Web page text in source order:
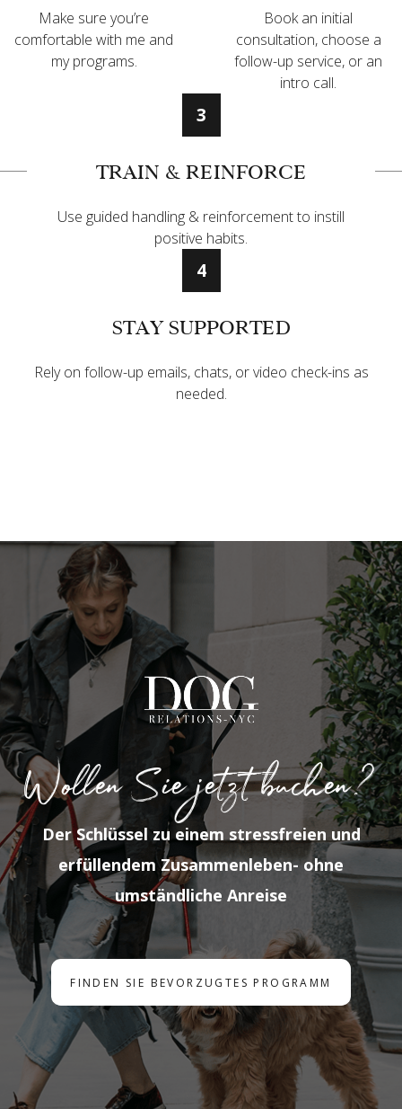
Make sure you’re
comfortable with me and
my programs.
Book an initial
consultation, choose a
follow-up service, or an
intro call.
3
TRAIN & REINFORCE
Use guided handling & reinforcement to instill
positive habits.
4
STAY SUPPORTED
Rely on follow-up emails, chats, or video check-ins as
needed.
Wollen Sie jetzt buchen?
Der Schlüssel zu einem stressfreien und
erfüllendem Zusammenleben- ohne
umständliche Anreise
FINDEN SIE BEVORZUGTES PROGRAMM